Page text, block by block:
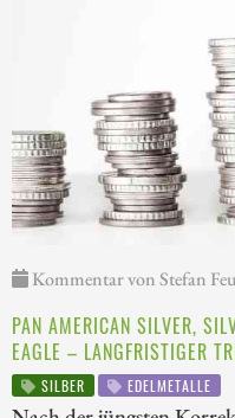
Kommentar von Stefan
PAN AMERICAN SILVER,
EAGLE – LANGFRISTIGER
SILBER EDELMETALLE